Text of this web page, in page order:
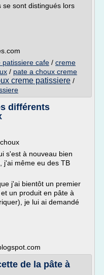
se sont distingués lors
patissiere cafe / creme
/ pate a choux creme
creme patissiere /
différents
s'est à nouveau bien
j'ai même eu des TB
j'ai bientôt un premier
un produit en pâte à
je lui ai demandé
de la pâte à